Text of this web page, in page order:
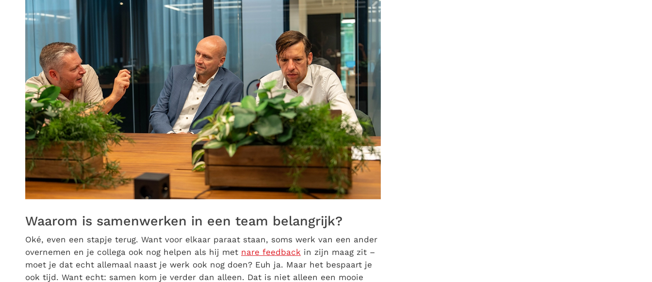
Waarom is samenwerken in een team belangrijk?
Oké, even een stapje terug. Want voor elkaar paraat staan, soms werk van een ander
overnemen en je collega ook nog helpen als hij met nare feedback in zijn maag zit –
moet je dat echt allemaal naast je werk ook nog doen? Euh ja. Maar het bespaart je
ook tijd. Want echt: samen kom je verder dan alleen. Dat is niet alleen een mooie